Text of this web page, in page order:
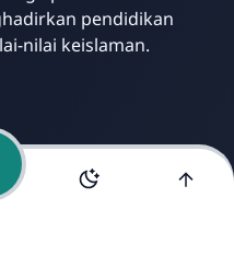
pendidikan
nilai keislaman.